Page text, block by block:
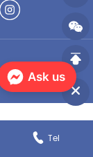
Tel
Ask us